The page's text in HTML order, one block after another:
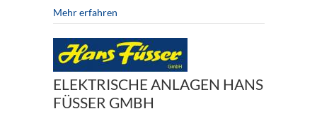
Mehr erfahren
ELEKTRISCHE ANLAGEN HANS
FÜSSER GMBH